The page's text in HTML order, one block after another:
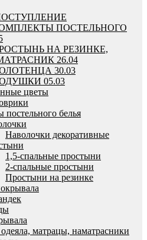
ПОСТЕЛЬНОГО
НА РЕЗИНКЕ,
26.04
30.03
05.03
цветы
постельного белья
Наволочки декоративные
1,5-спальные простыни
2-спальные простыни
Простыни на резинке
матрацы, наматрасники